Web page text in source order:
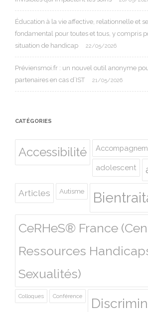
Éducation à la vie affective, relationnelle et
fondamental pour toutes et tous, y compris
situation de handicap
22/05/2026
Préviensmoi.fr : un nouvel outil anonyme
partenaires en cas d’IST
21/05/2026
CATÉGORIES
Accessibilité
adolescent
Articles Autisme
CeRHeS® France
Ressources
Sexualités)
Colloques Conférence